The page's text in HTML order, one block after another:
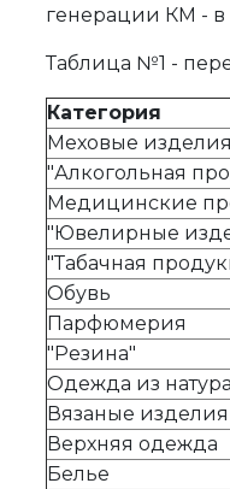
генерации КМ - в
Таблица №1 -
Категория
Меховые
"Алкогольная
Медицинские
"Ювелирные
"Табачная
Обувь
Парфюмерия
"Резина"
Одежда из
Вязаные
Верхняя одежда
Белье